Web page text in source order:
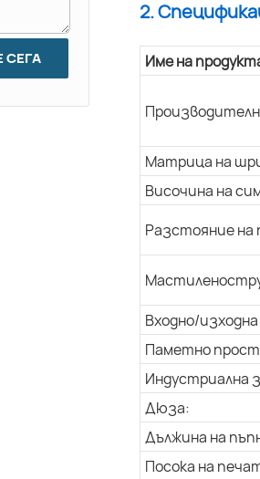
2.
Име на
Матрица на
Височина на
Разстояние на
Входно/
Паметно
Индустриална
Дюза:
Дължина на
Посока на
СЕГА